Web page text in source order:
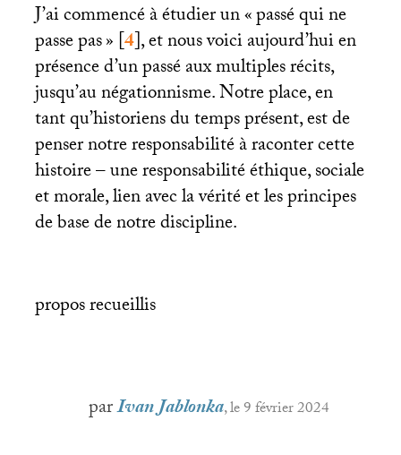
J’ai commencé à étudier un «passé qui ne
passe pas»[4], et nous voici aujourd’hui en
présence d’un passé aux multiples récits,
jusqu’au négationnisme. Notre place, en
tant qu’historiens du temps présent, est de
penser notre responsabilité à raconter cette
histoire – une responsabilité éthique, sociale
et morale, lien avec la vérité et les principes
de base de notre discipline.
propos recueillis
parIvan Jablonka, le 9 février 2024